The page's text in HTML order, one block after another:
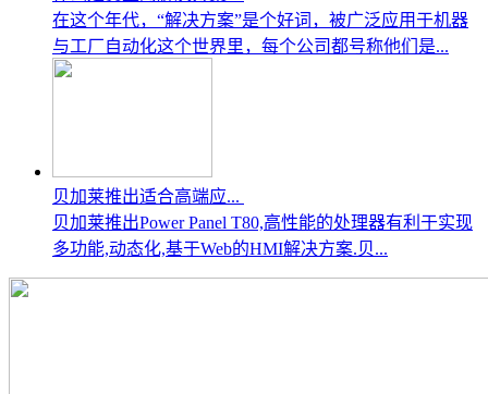
在这个年代，“解决方案”是个好词，被广泛应用于机器
与工厂自动化这个世界里，每个公司都号称他们是...
贝加莱推出适合高端应...
贝加莱推出Power Panel T80,高性能的处理器有利于实现
多功能,动态化,基于Web的HMI解决方案.贝...